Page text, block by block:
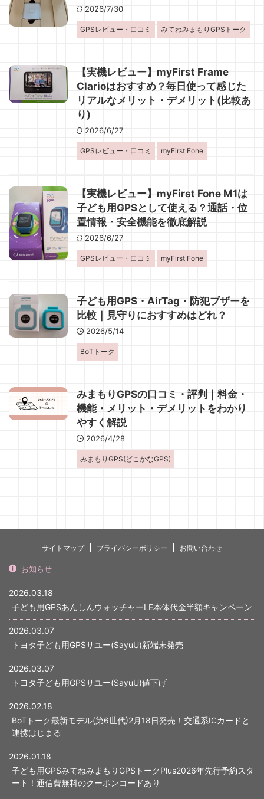
2026/7/30
GPSレビュー・口コミ みてねみまもりGPSトーク
【実機レビュー】myFirst Frame
Clarioはおすすめ？毎日使って感じた
リアルなメリット・デメリット(比較あ
り)
2026/6/27
GPSレビュー・口コミ myFirst Fone
【実機レビュー】myFirst Fone M1は
子ども用GPSとして使える？通話・位
置情報・安全機能を徹底解説
2026/6/27
GPSレビュー・口コミ myFirst Fone
子ども用GPS・AirTag・防犯ブザーを
比較｜見守りにおすすめはどれ？
2026/5/14
BoTトーク
みまもりGPSの口コミ・評判｜料金・
機能・メリット・デメリットをわかり
やすく解説
2026/4/28
みまもりGPS(どこかなGPS)
サイトマップ プライバシーポリシー お問い合わせ
お知らせ
2026.03.18
子ども用GPSあんしんウォッチャーLE本体代金半額キャンペーン
2026.03.07
トヨタ子ども用GPSサユー(SayuU)新端末発売
2026.03.07
トヨタ子ども用GPSサユー(SayuU)値下げ
2026.02.18
BoTトーク最新モデル(第6世代)2月18日発売！交通系ICカードと
連携はじまる
2026.01.18
子ども用GPSみてねみまもりGPSトークPlus2026年先行予約スタ
ート！通信費無料のクーポンコードあり